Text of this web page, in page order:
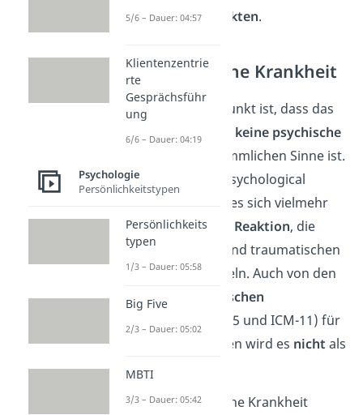
Reihe von Kritikpunkten.
Keine psychische Krankheit
Ein zentraler Kritikpunkt ist, dass das
Stockholm-Syndrom keine psychische
im herkömmlichen Sinne ist.
Laut der American Psychological
Association handelt es sich vielmehr
um eineemotionale Reaktion, die
Opfer in extremen und traumatischen
Situationen entwickeln. Auch von den
gängigen
diagnostischen
(DSM-5 und ICM-11) für
psychische Störungen wird es nicht als
solcheanerkannt
Für eine diagnostische Krankheit
5/6 – Dauer: 04:57
Klientenzentrie
rte
Gesprächsführ
ung
6/6 – Dauer: 04:19
Psychologie
Persönlichkeitstypen
Persönlichkeits
typen
1/3 – Dauer: 05:58
Big Five
2/3 – Dauer: 05:02
MBTI
3/3 – Dauer: 05:42